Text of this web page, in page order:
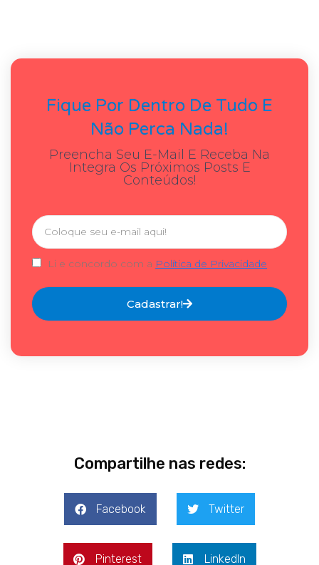
Fique Por Dentro De Tudo E
Não Perca Nada!
Preencha Seu E-Mail E Receba Na
Integra Os Próximos Posts E
Conteúdos!
Li e concordo com a Política de Privacidade
Cadastrar!
Compartilhe nas redes:
Facebook Twitter
Pinterest LinkedIn